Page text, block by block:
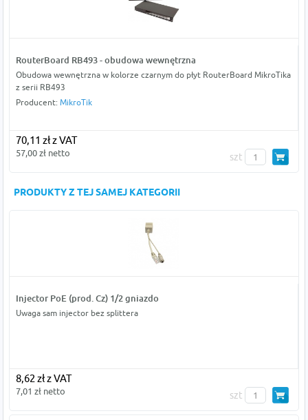
RouterBoard RB493 - obudowa wewnętrzna
Obudowa wewnętrzna w kolorze czarnym do płyt RouterBoard MikroTika
z serii RB493
Producent: MikroTik
70,11 zł z VAT
57,00 zł netto szt
PRODUKTY Z TEJ SAMEJ KATEGORII
Injector PoE (prod. Cz) 1/2 gniazdo
Uwaga sam injector bez splittera
8,62 zł z VAT
7,01 zł netto szt